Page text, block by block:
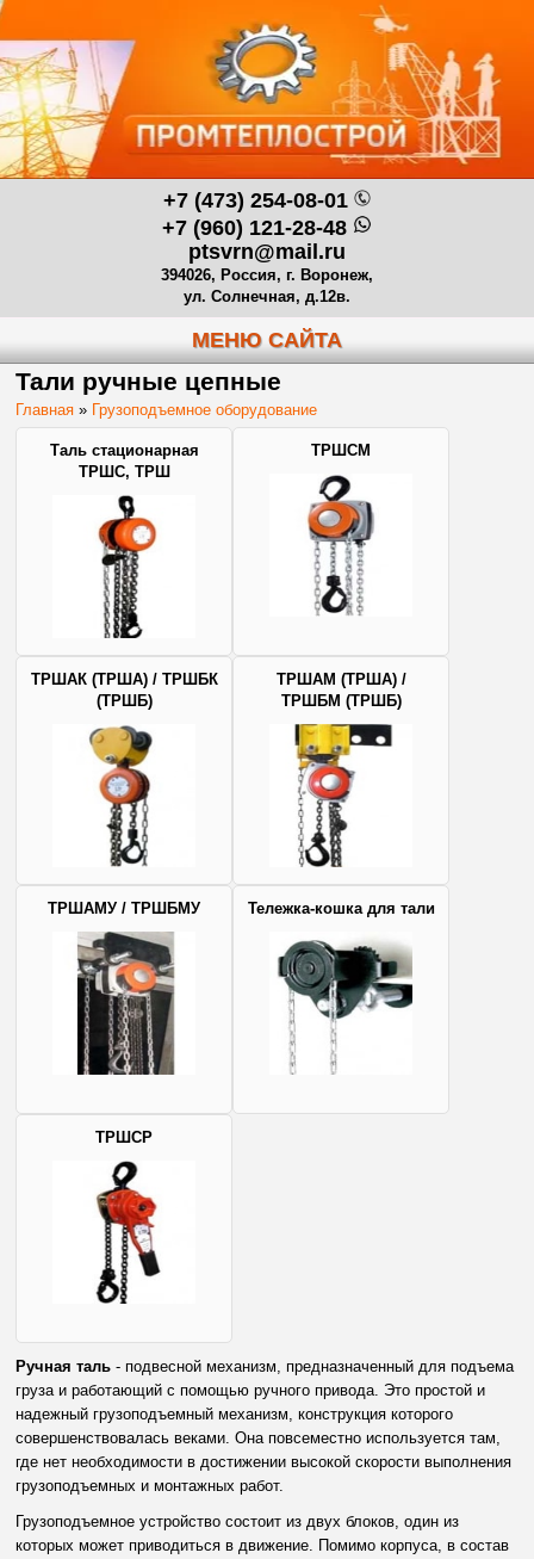
+7 (473) 254-08-01
+7 (960) 121-28-48
ptsvrn@mail.ru
394026, Россия, г. Воронеж,
ул. Солнечная, д.12в.
МЕНЮ САЙТА
Тали ручные цепные
Главная » Грузоподъемное оборудование
Таль стационарная
ТРШС, ТРШ
ТРШСМ
ТРШАК (ТРША) / ТРШБК
(ТРШБ)
ТРШАМ (ТРША) /
ТРШБМ (ТРШБ)
ТРШАМУ / ТРШБМУ Тележка-кошка для тали
ТРШСР
Ручная таль - подвесной механизм, предназначенный для подъема
груза и работающий с помощью ручного привода. Это простой и
надежный грузоподъемный механизм, конструкция которого
совершенствовалась веками. Она повсеместно используется там,
где нет необходимости в достижении высокой скорости выполнения
грузоподъемных и монтажных работ.
Грузоподъемное устройство состоит из двух блоков, один из
которых может приводиться в движение. Помимо корпуса, в состав